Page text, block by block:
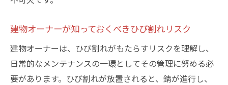
建物オーナーが知っておくべきひび割れリスク
建物オーナーは、ひび割れがもたらすリスクを理解し、
日常的なメンテナンスの一環としてその管理に努める必
要があります。ひび割れが放置されると、錆が進行し、